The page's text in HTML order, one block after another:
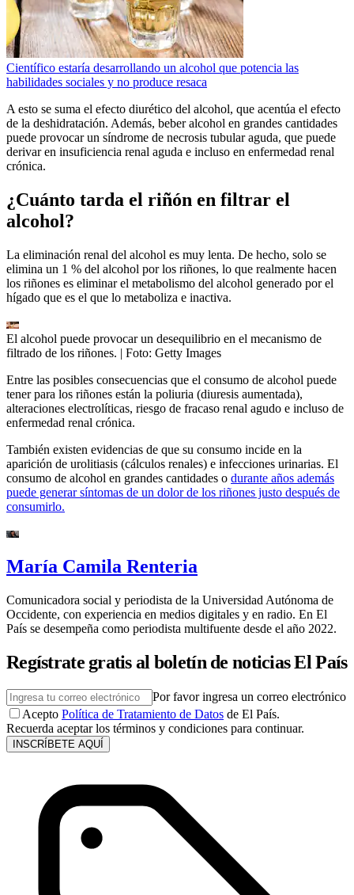
Científico estaría desarrollando un alcohol que potencia las
habilidades sociales y no produce resaca
A esto se suma el efecto diurético del alcohol, que acentúa el efecto
de la deshidratación. Además, beber alcohol en grandes cantidades
puede provocar un síndrome de necrosis tubular aguda, que puede
derivar en insuficiencia renal aguda e incluso en enfermedad renal
crónica.
¿Cuánto tarda el riñón en filtrar el
alcohol?
La eliminación renal del alcohol es muy lenta. De hecho, solo se
elimina un 1 % del alcohol por los riñones, lo que realmente hacen
los riñones es eliminar el metabolismo del alcohol generado por el
hígado que es el que lo metaboliza e inactiva.
El alcohol puede provocar un desequilibrio en el mecanismo de
filtrado de los riñones. | Foto: Getty Images
Entre las posibles consecuencias que el consumo de alcohol puede
tener para los riñones están la poliuria (diuresis aumentada),
alteraciones electrolíticas, riesgo de fracaso renal agudo e incluso de
enfermedad renal crónica.
También existen evidencias de que su consumo incide en la
aparición de urolitiasis (cálculos renales) e infecciones urinarias. El
consumo de alcohol en grandes cantidades o durante años además
puede generar síntomas de un dolor de los riñones justo después de
consumirlo.
María Camila Renteria
Comunicadora social y periodista de la Universidad Autónoma de
Occidente, con experiencia en medios digitales y en radio. En El
País se desempeña como periodista multifuente desde el año 2022.
Regístrate gratis al boletín de noticias El País
Por favor ingresa un correo electrónico
Acepto Política de Tratamiento de Datos de El País.
Recuerda aceptar los términos y condiciones para continuar.
INSCRÍBETE AQUÍ